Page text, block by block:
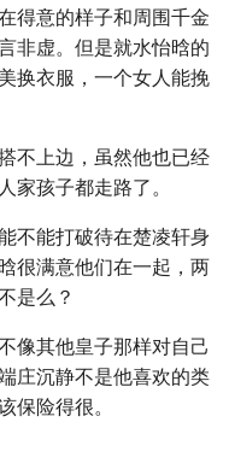
得意的样子和周围千金
非虚。但是就水怡晗的
换衣服，一个女人能挽
不上边，虽然他也已经
家孩子都走路了。
不能打破待在楚凌轩身
很满意他们在一起，两
是么？
像其他皇子那样对自己
庄沉静不是他喜欢的类
保险得很。